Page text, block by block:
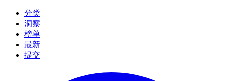
分类
洞察
榜单
最新
提交